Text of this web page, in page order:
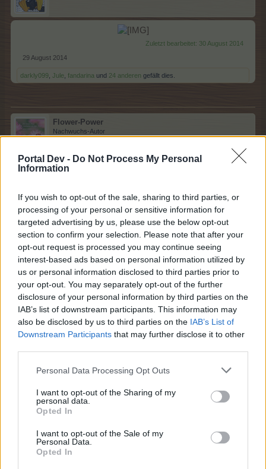
Portal Dev - Do Not Process My Personal
Information
If you wish to opt-out of the sale, sharing to third parties, or
processing of your personal or sensitive information for
targeted advertising by us, please use the below opt-out
section to confirm your selection. Please note that after your
opt-out request is processed you may continue seeing
interest-based ads based on personal information utilized by
us or personal information disclosed to third parties prior to
your opt-out. You may separately opt-out of the further
disclosure of your personal information by third parties on the
IAB’s list of downstream participants. This information may
also be disclosed by us to third parties on the IAB’s List of
Downstream Participants that may further disclose it to other
Personal Data Processing Opt Outs
I want to opt-out of the Sharing of my
personal data.
Opted In
I want to opt-out of the Sale of my
Personal Data.
Opted In
Zuletzt bearbeitet: 30 August 2014
29 August 2014
darkly099 Jule fandarina und 24 anderen gefällt dies.
Flower-Power
Nachwuchs-Autor
darkly099,Jule, fandarinaund 24 anderen gefällt dies.
Bea1703
Kaiser des Forums
oh da habt ihr ja tolle Bilder gefunden -
(gähn)
....nachti für heute und Vorhang zu...........
29 August 2014